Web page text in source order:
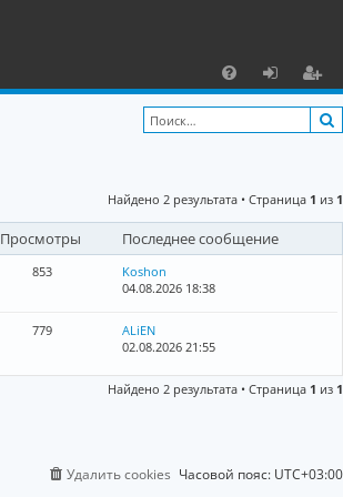
F
A
х
о
ег
и
р
Найдено 2 результата • Страница 1 из 1
Просмотры Последнее сообщение
853
Koshon
04.08.2026 18:38
779
ALiEN
02.08.2026 21:55
Найдено 2 результата • Страница 1 из 1
Часовой пояс: UTC+03:00
Удалить cookies